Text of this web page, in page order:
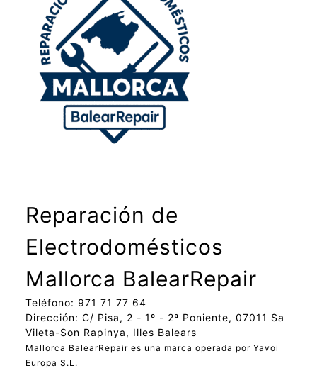
Reparación de
Electrodomésticos
Mallorca BalearRepair
Teléfono: 971 71 77 64
Dirección: C/ Pisa, 2 - 1º - 2ª Poniente, 07011 Sa
Vileta-Son Rapinya, Illes Balears
Mallorca BalearRepair es una marca operada por Yavoi
Europa S.L.